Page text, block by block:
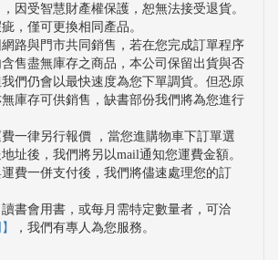
因受智慧財產權保護，恕無法接受退貨。
，僅可更換相同產品。
路與門市共同銷售，若在您完成訂單程序
售盡無庫存之商品，本公司保留出貨與否
們仍會以最快速度為您下單調貨。但恐原
庫存可供銷售，缺書部份我們將為您進行
一律另行報價 ，當您進購物車下訂單選
址後，我們將另以mail通知您運費金額。
費一併支付後，我們將儘速處理您的訂
書會用書，或每月需特定數量者，可洽
，我們有專人為您服務。